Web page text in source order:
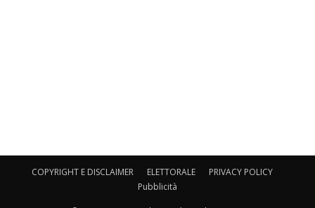
COPYRIGHT E DISCLAIMER ELETTORALE
PRIVACY POLICY
Pubblicità